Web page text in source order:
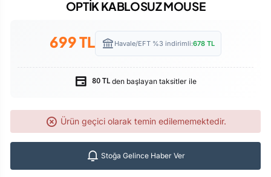
OPTİK KABLOSUZ MOUSE
699TL Havale/EFT %3 indirimli:678 TL
80 TL den başlayan taksitler ile
Ürün geçici olarak temin edilememektedir.
Stoğa Gelince Haber Ver